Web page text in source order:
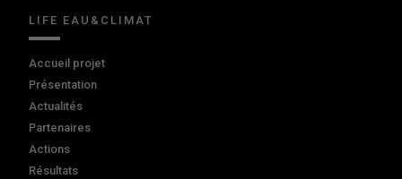
LIFE EAU&CLIMAT
Accueil projet
Présentation
Actualités
Partenaires
Actions
Résultats